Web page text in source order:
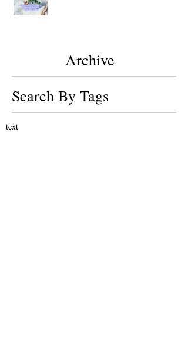
Archive
Search By Tags
text